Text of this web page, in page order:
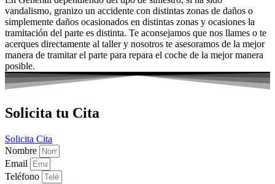
vandalismo, granizo un accidente con distintas zonas de daños o
simplemente daños ocasionados en distintas zonas y ocasiones la
tramitación del parte es distinta. Te aconsejamos que nos llames o te
acerques directamente al taller y nosotros te asesoramos de la mejor
manera de tramitar el parte para repara el coche de la mejor manera
posible.
Solicita tu Cita
Solicita Cita
Nombre
Email
Teléfono